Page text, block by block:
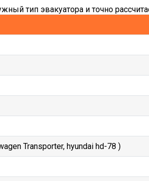
тип эвакуатора и точно
Transporter, hyundai hd-78 )